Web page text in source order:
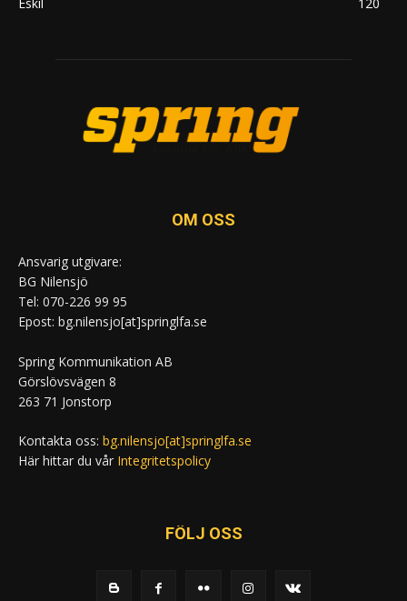
OM OSS
Ansvarig utgivare:
BG Nilensjö
Tel: 070-226 99 95
Epost: bg.nilensjo[at]springlfa.se
Spring Kommunikation AB
Görslövsvägen 8
263 71 Jonstorp
Kontakta oss: bg.nilensjo[at]springlfa.se
Här hittar du vår Integritetspolicy
FÖLJ OSS